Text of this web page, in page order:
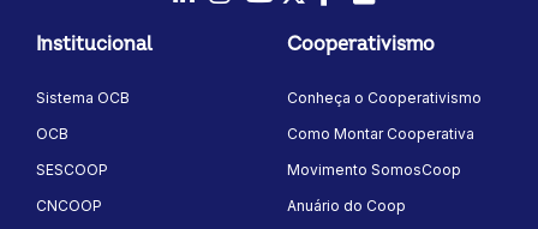
Instagram
YoutubeTwitter/X
Facebook
Institucional
Sistema OCB
OCB
SESCOOP
CNCOOP
Cooperativismo
Conheça o Cooperativismo
Como Montar Cooperativa
Movimento SomosCoop
Anuário do Coop